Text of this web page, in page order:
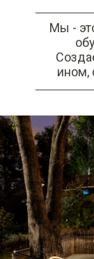
Мы -
ином,